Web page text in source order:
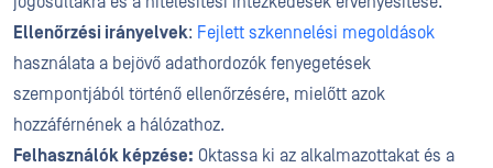
Ellenőrzési irányelvek: Fejlett szkennelési megoldások
használata a bejövő adathordozók fenyegetések
szempontjából történő ellenőrzésére, mielőtt azok
hozzáférnének a hálózathoz.
Felhasználók képzése: Oktassa ki az alkalmazottakat és a